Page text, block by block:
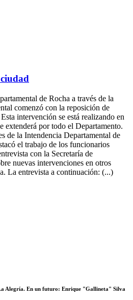
de Rocha a través de la
comenzó con la reposición de
intervención se está realizando en
extenderá por todo el Departamento.
de la Intendencia Departamental de
el trabajo de los funcionarios
con la Secretaría de
nuevas intervenciones en otros
La entrevista a continuación: (...)
Alegría. En un futuro: Enrique "Gallineta" Silva